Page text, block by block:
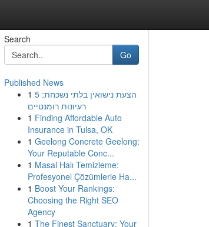
Search
Go
Published News
1 הצעת נישואין בלתי נשכחת: 5
רעיונות רומנטיים
1 Finding Affordable Auto
Insurance in Tulsa, OK
1 Geelong Concrete Geelong:
Your Reputable Conc...
1 Masal Halı Temizleme:
Profesyonel Çözümlerle Ha...
1 Boost Your Rankings:
Choosing the Right SEO
Agency
1 The Finest Sanctuary: Your